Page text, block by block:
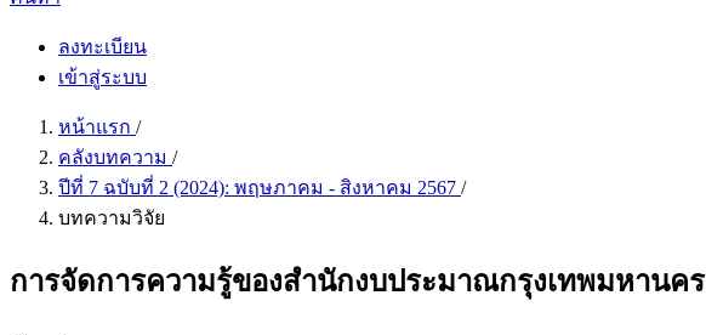
ลงทะเบียน
เข้าสู่ระบบ
หน้าแรก /
คลังบทความ /
ปีที่ 7 ฉบับที่ 2 (2024): พฤษภาคม - สิงหาคม 2567 /
บทความวิจัย
การจัดการความรู้ของสำนักงบประมาณกรุงเทพมหานคร